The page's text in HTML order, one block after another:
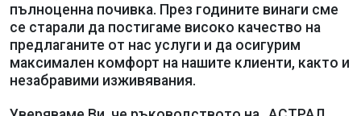
пълноценна почивка. През годините винаги сме
се старали да постигаме високо качество на
предлаганите от нас услуги и да осигурим
максимален комфорт на нашите клиенти, както и
незабравими изживявания.